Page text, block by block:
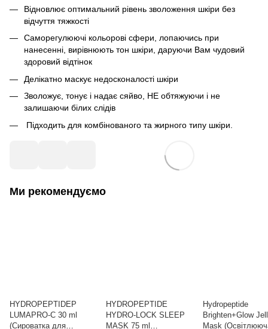
Відновлює оптимальний рівень зволоження шкіри без
відчуття тяжкості
Саморегулюючі кольорові сфери, лопаючись при
нанесенні, вирівнюють тон шкіри, даруючи Вам чудовий
здоровий відтінок
Делікатно маскує недосконалості шкіри
Зволожує, тонує і надає сяйво, НЕ обтяжуючи і не
залишаючи білих слідів
Підходить для комбінованого та жирного типу шкіри.
Ми рекомендуємо
HYDROPEPTIDEР
LUMAPRO-C 30 ml
(Cироватка для
HYDROPEPTIDE
HYDRO-LOCK SLEEP
MASK 75 ml
Hydropeptide
Brighten+Glow
Mask